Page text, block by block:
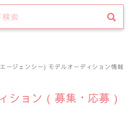
ージェンシー) モデルオーディション情報
ション ( 募集・応募 )